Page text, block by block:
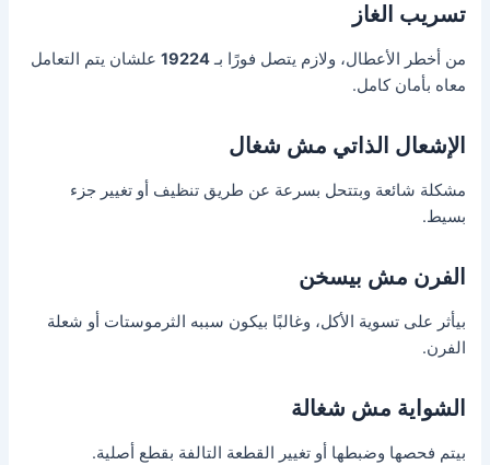
تسريب الغاز
من أخطر الأعطال، ولازم يتصل فورًا بـ19224 علشان يتم التعامل
معاه بأمان كامل.
الإشعال الذاتي مش شغال
مشكلة شائعة وبتتحل بسرعة عن طريق تنظيف أو تغيير جزء
بسيط.
الفرن مش بيسخن
بيأثر على تسوية الأكل، وغالبًا بيكون سببه الثرموستات أو شعلة
الفرن.
الشواية مش شغالة
بيتم فحصها وضبطها أو تغيير القطعة التالفة بقطع أصلية.